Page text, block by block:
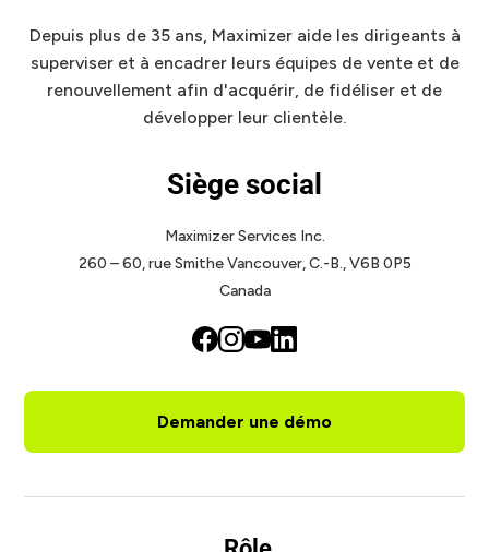
Depuis plus de 35 ans, Maximizer aide les dirigeants à
superviser et à encadrer leurs équipes de vente et de
renouvellement afin d'acquérir, de fidéliser et de
développer leur clientèle.
Siège social
Maximizer Services Inc.
260 – 60, rue SmitheVancouver, C.-B., V6B 0P5
Canada
Demander une démo